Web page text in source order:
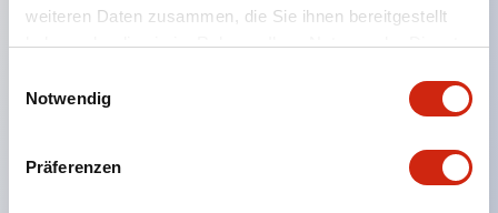
weiteren Daten zusammen, die Sie ihnen bereitgestellt
haben oder die sie im Rahmen Ihrer Nutzung der Dienste
Notwendig
Präferenzen
durch Kombination aus 6 Bauformen und Anzahl
der Kontaktblöcke.
Unterstützt bis zu 6 Stufen und 12 Kontakte
Vielfältige Varianten verfügbar, darunter mit
Handhebelbedienung und Schlüsselschalter.